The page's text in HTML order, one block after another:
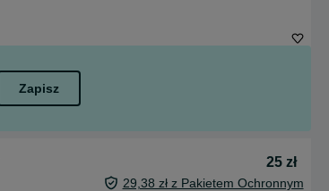
Zapisz
25 zł
29,38 zł z Pakietem Ochronnym